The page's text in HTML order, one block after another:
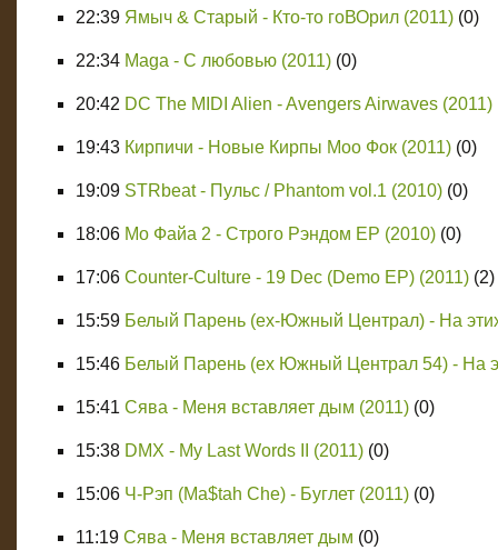
22:39 Ямыч & Старый - Кто-то гоВОрил (2011) (0)
22:34 Maga - С любовью (2011) (0)
20:42 DC The MIDI Alien - Avengers Airwaves (2011)
19:43 Кирпичи - Новые Кирпы Моо Фок (2011) (0)
19:09 STRbeat - Пульс / Phantom vol.1 (2010) (0)
18:06 Мо Файа 2 - Строго Рэндом ЕР (2010) (0)
17:06 Counter-Culture - 19 Dec (Demo EP) (2011) (2)
15:59 Белый Парень (ex-Южный Централ) - На
15:46 Белый Парень (ex Южный Централ 54) - На
15:41 Сява - Меня вставляет дым (2011) (0)
15:38 DMX - My Last Words II (2011) (0)
15:06 Ч-Рэп (Ma$tah Che) - Буглет (2011) (0)
11:19 Сява - Меня вставляет дым (0)